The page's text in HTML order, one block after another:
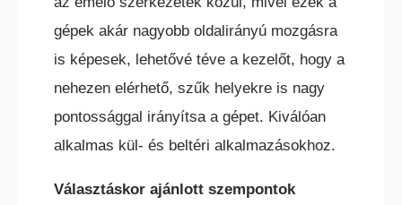
DÍZEL/GÁZÜZEMŰ HOMLOKVILLÁS
TARGONCA
gépek akár nagyobb oldalirányú mozgásra
is képesek, lehetővé téve a kezelőt, hogy a
nehezen elérhető, szűk helyekre is nagy
pontossággal irányítsa a gépet. Kiválóan
alkalmas kül- és beltéri alkalmazásokhoz.
Választáskor ajánlott szempontok